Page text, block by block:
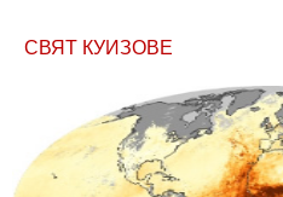
СВЯТ КУИЗОВЕ